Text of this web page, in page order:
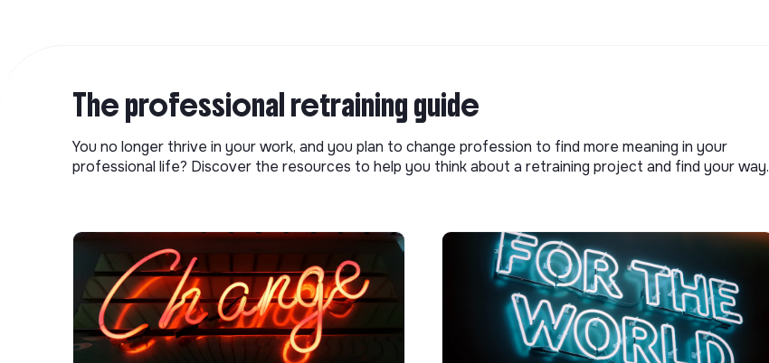
The professional retraining guide
You no longer thrive in your work, and you plan to change profession to find more meaning in your
professional life? Discover the resources to help you think about a retraining project and find your way.